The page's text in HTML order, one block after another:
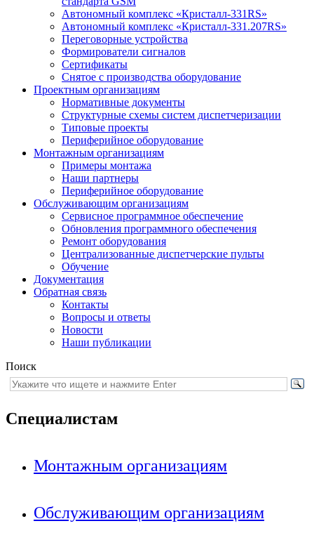
Автономный комплекс «Кристалл-331RS»
Автономный комплекс «Кристалл-331.207RS»
Переговорные устройства
Формирователи сигналов
Сертификаты
Снятое с производства оборудование
Проектным организациям
Нормативные документы
Структурные схемы систем диспетчеризации
Типовые проекты
Периферийное оборудование
Монтажным организациям
Примеры монтажа
Наши партнеры
Периферийное оборудование
Обслуживающим организациям
Сервисное программное обеспечение
Обновления программного обеспечения
Ремонт оборудования
Централизованные диспетчерские пульты
Обучение
Документация
Обратная связь
Контакты
Вопросы и ответы
Новости
Наши публикации
Поиск
Специалистам
Монтажным организациям
Обслуживающим организациям